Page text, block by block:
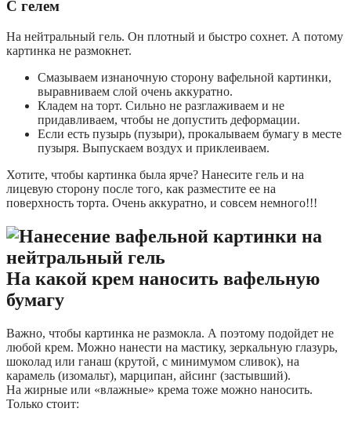
С гелем
На нейтральный гель. Он плотный и быстро сохнет. А потому
картинка не размокнет.
Смазываем изнаночную сторону вафельной картинки,
выравниваем слой очень аккуратно.
Кладем на торт. Сильно не разглаживаем и не
придавливаем, чтобы не допустить деформации.
Если есть пузырь (пузыри), прокалываем бумагу в месте
пузыря. Выпускаем воздух и приклеиваем.
Хотите, чтобы картинка была ярче? Нанесите гель и на
лицевую сторону после того, как разместите ее на
поверхность торта. Очень аккуратно, и совсем немного!!!
На какой крем наносить вафельную
бумагу
Важно, чтобы картинка не размокла. А поэтому подойдет не
любой крем. Можно нанести на мастику, зеркальную глазурь,
шоколад или ганаш (крутой, с минимумом сливок), на
карамель (изомальт), марципан, айсинг (застывший).
На жирные или «влажные» крема тоже можно наносить.
Только стоит: